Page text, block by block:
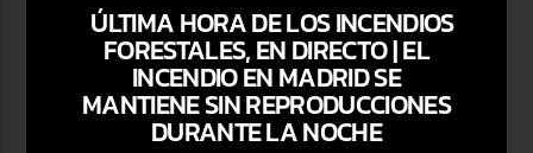
ÚLTIMA HORA DE LOS INCENDIOS
FORESTALES, EN DIRECTO | EL
INCENDIO EN MADRID SE
MANTIENE SIN REPRODUCCIONES
DURANTE LA NOCHE